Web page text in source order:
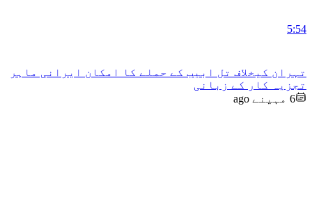
5:54
تہران کیخلاف تل ابیب کے حملے کا امکان ایرانی ماہر
تجزیہ کار کے زبانی
6 مہینے ago